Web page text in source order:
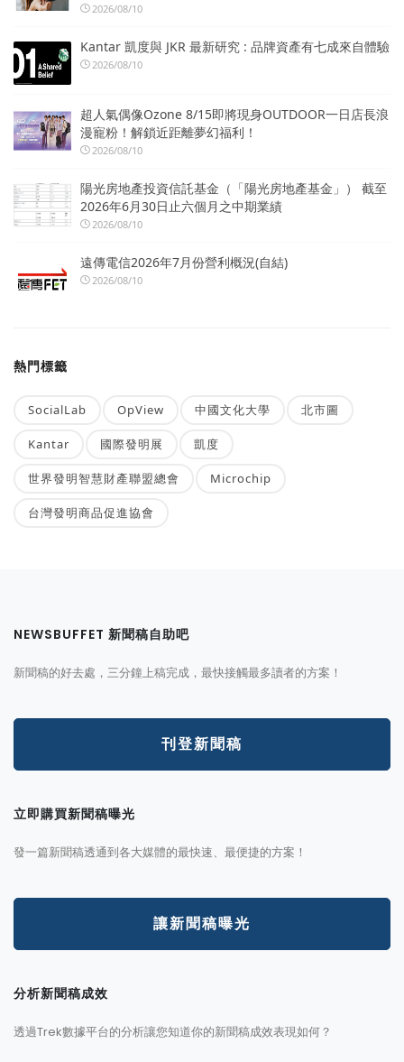
2026/08/10
Kantar 凱度與 JKR 最新研究 : 品牌資產有七成來自體驗
2026/08/10
超人氣偶像Ozone 8/15即將現身OUTDOOR一日店長浪
漫寵粉！解鎖近距離夢幻福利！
2026/08/10
陽光房地產投資信託基金（「陽光房地產基金」） 截至
2026年6月30日止六個月之中期業績
2026/08/10
遠傳電信2026年7月份營利概況(自結)
2026/08/10
熱門標籤
SocialLab OpView 中國文化大學 北市圖
Kantar 國際發明展 凱度
世界發明智慧財產聯盟總會 Microchip
台灣發明商品促進協會
NEWSBUFFET 新聞稿自助吧
新聞稿的好去處，三分鐘上稿完成，最快接觸最多讀者的方案！
刊登新聞稿
立即購買新聞稿曝光
發一篇新聞稿透通到各大媒體的最快速、最便捷的方案！
讓新聞稿曝光
分析新聞稿成效
透過Trek數據平台的分析讓您知道你的新聞稿成效表現如何？